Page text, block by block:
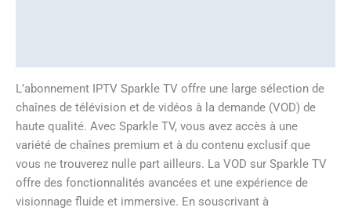
L’abonnement IPTV Sparkle TV offre une large sélection de
chaînes de télévision et de vidéos à la demande (VOD) de
haute qualité. Avec Sparkle TV, vous avez accès à une
variété de chaînes premium et à du contenu exclusif que
vous ne trouverez nulle part ailleurs. La VOD sur Sparkle TV
offre des fonctionnalités avancées et une expérience de
visionnage fluide et immersive. En souscrivant à